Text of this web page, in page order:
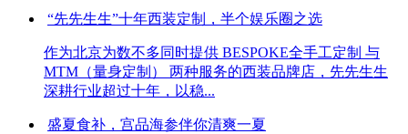
“先先生生”十年西装定制，半个娱乐圈之选
作为北京为数不多同时提供 BESPOKE全手工定制 与
MTM（量身定制） 两种服务的西装品牌店，先先生生
深耕行业超过十年，以稳...
盛夏食补，宫品海参伴你清爽一夏